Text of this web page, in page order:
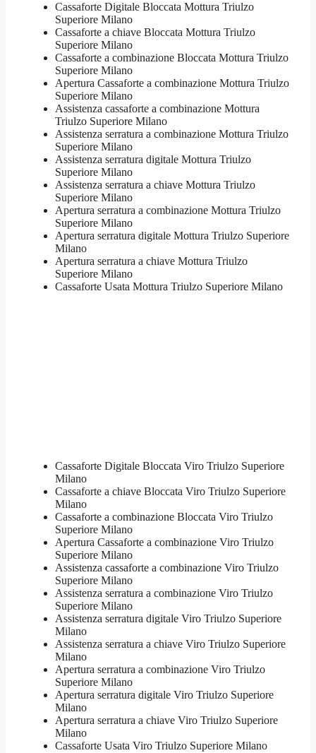
Cassaforte Digitale Bloccata Mottura Triulzo
Superiore Milano
Cassaforte a chiave Bloccata Mottura Triulzo
Superiore Milano
Cassaforte a combinazione Bloccata Mottura Triulzo
Superiore Milano
​Apertura Cassaforte a combinazione Mottura Triulzo
Superiore Milano
Assistenza cassaforte a combinazione Mottura
Triulzo Superiore Milano
​Assistenza serratura​ ​a combinazione Mottura Triulzo
Superiore Milano
Assistenza serratura ​digitale Mottura Triulzo
Superiore Milano
Assistenza serratura ​a chiave Mottura Triulzo
Superiore Milano
​Apertura serratura​ ​a combinazione Mottura Triulzo
Superiore Milano
Apertura serratura​ ​digitale Mottura Triulzo Superiore
Milano
​Apertura serratura​ ​a chiave Mottura Triulzo
Superiore Milano
​Cassaforte Usata Mottura Triulzo Superiore Milano
Cassaforte Digitale Bloccata Viro Triulzo Superiore
Milano
Cassaforte a chiave Bloccata Viro Triulzo Superiore
Milano
Cassaforte a combinazione Bloccata Viro Triulzo
Superiore Milano
​Apertura Cassaforte a combinazione Viro Triulzo
Superiore Milano
Assistenza cassaforte a combinazione Viro Triulzo
Superiore Milano
​Assistenza serratura​ ​a combinazione Viro Triulzo
Superiore Milano
Assistenza serratura ​digitale Viro Triulzo Superiore
Milano
Assistenza serratura ​a chiave Viro Triulzo Superiore
Milano
​Apertura serratura​ ​a combinazione Viro Triulzo
Superiore Milano
Apertura serratura​ ​digitale Viro Triulzo Superiore
Milano
​Apertura serratura​ ​a chiave Viro Triulzo Superiore
Milano
​Cassaforte Usata Viro Triulzo Superiore Milano